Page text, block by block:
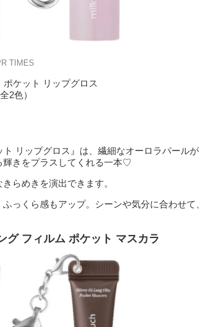
TIMES
ケット リップグロス
2色）
ト リップグロス』は、繊細なオーロラパールが
輝きをプラスしてくれる一本♡
らめきを演出できます。
っくら感もアップ。シーンや気分に合わせて、
フィルム ポケット マスカラ